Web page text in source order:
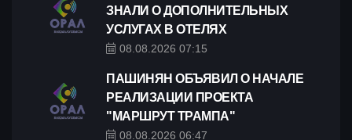
ЗНАЛИ О ДОПОЛНИТЕЛЬНЫХ
УСЛУГАХ В ОТЕЛЯХ
08.08.2026 07:15
ПАШИНЯН ОБЪЯВИЛ О НАЧАЛЕ
РЕАЛИЗАЦИИ ПРОЕКТА
"МАРШРУТ ТРАМПА"
08.08.2026 06:47